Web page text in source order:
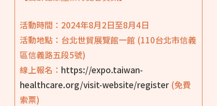
活動時間：2024年8月2日至8月4日
活動地點：台北世貿展覽館一館 (110台北市信義
區信義路五段5號)
線上報名： https://expo.taiwan-
healthcare.org/visit-website/register (免費
索票)